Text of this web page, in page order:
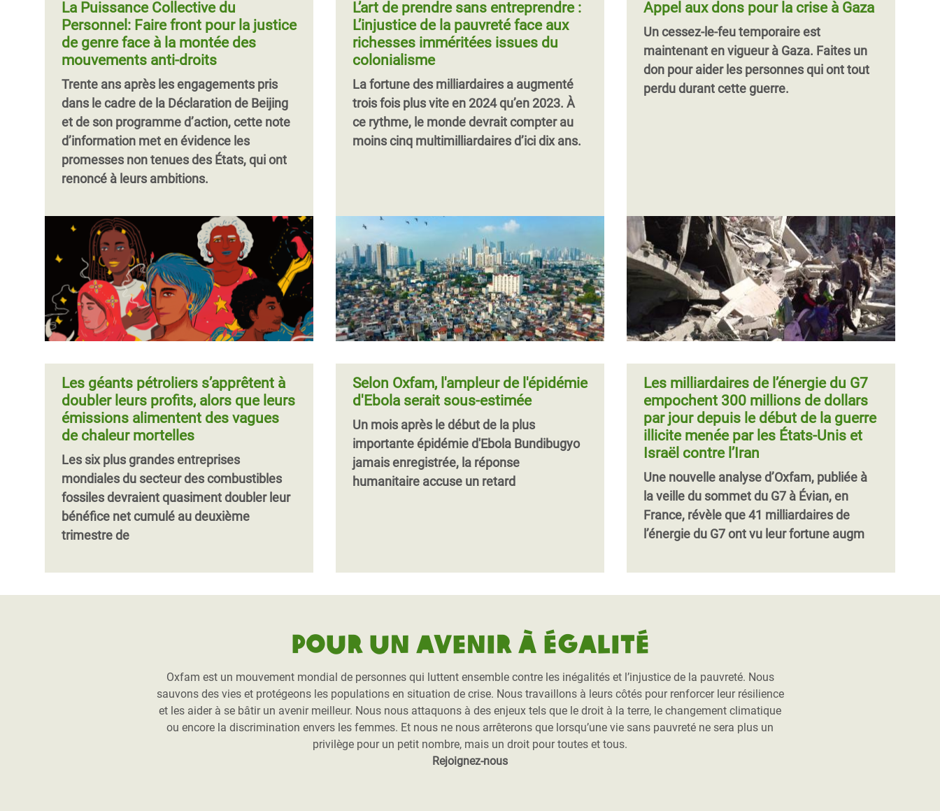
La Puissance Collective du
Personnel: Faire front pour la justice
de genre face à la montée des
mouvements anti-droits
Trente ans après les engagements pris
dans le cadre de la Déclaration de Beijing
et de son programme d’action, cette note
d’information met en évidence les
promesses non tenues des États, qui ont
renoncé à leurs ambitions.
L’art de prendre sans entreprendre :
L’injustice de la pauvreté face aux
richesses imméritées issues du
colonialisme
La fortune des milliardaires a augmenté
trois fois plus vite en 2024 qu’en 2023. À
ce rythme, le monde devrait compter au
moins cinq multimilliardaires d’ici dix ans.
Appel aux dons pour la crise à Gaza
Un cessez-le-feu temporaire est
maintenant en vigueur à Gaza. Faites un
don pour aider les personnes qui ont tout
perdu durant cette guerre.
Les géants pétroliers s’apprêtent à
doubler leurs profits, alors que leurs
émissions alimentent des vagues
de chaleur mortelles
Les six plus grandes entreprises
mondiales du secteur des combustibles
fossiles devraient quasiment doubler leur
bénéfice net cumulé au deuxième
trimestre de
Selon Oxfam, l'ampleur de l'épidémie
d'Ebola serait sous-estimée
Un mois après le début de la plus
importante épidémie d'Ebola Bundibugyo
jamais enregistrée, la réponse
humanitaire accuse un retard
Les milliardaires de l’énergie du G7
empochent 300 millions de dollars
par jour depuis le début de la guerre
illicite menée par les États-Unis et
Israël contre l’Iran
Une nouvelle analyse d’Oxfam, publiée à
la veille du sommet du G7 à Évian, en
France, révèle que 41 milliardaires de
l’énergie du G7 ont vu leur fortune augm
Pour un avenir à égalité
Oxfam est un mouvement mondial de personnes qui luttent ensemble contre les inégalités et l’injustice de la pauvreté. Nous
sauvons des vies et protégeons les populations en situation de crise. Nous travaillons à leurs côtés pour renforcer leur résilience
et les aider à se bâtir un avenir meilleur. Nous nous attaquons à des enjeux tels que le droit à la terre, le changement climatique
ou encore la discrimination envers les femmes. Et nous ne nous arrêterons que lorsqu’une vie sans pauvreté ne sera plus un
privilège pour un petit nombre, mais un droit pour toutes et tous.
Rejoignez-nous